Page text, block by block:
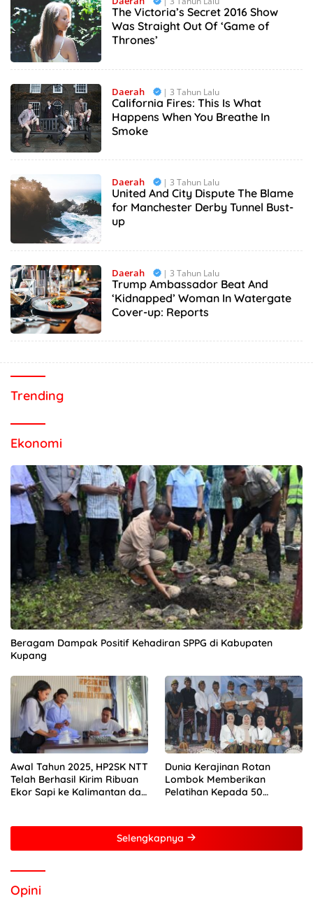
The Victoria’s Secret 2016 Show
Was Straight Out Of ‘Game of
Thrones’
Daerah | 3 Tahun Lalu
California Fires: This Is What
Happens When You Breathe In
Smoke
Daerah | 3 Tahun Lalu
United And City Dispute The Blame
for Manchester Derby Tunnel Bust-
up
Daerah | 3 Tahun Lalu
Trump Ambassador Beat And
‘Kidnapped’ Woman In Watergate
Cover-up: Reports
Trending
Ekonomi
Beragam Dampak Positif Kehadiran SPPG di Kabupaten
Kupang
Awal Tahun 2025, HP2SK NTT
Telah Berhasil Kirim Ribuan
Ekor Sapi ke Kalimantan dan
Dunia Kerajinan Rotan
Lombok Memberikan
Pelatihan Kepada 50
Young Frenuer 2024
Selengkapnya
Opini